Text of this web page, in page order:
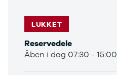
Reservedele
Åben i dag 07:30 - 15:00
LUKKET